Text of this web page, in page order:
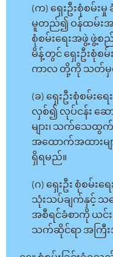
(က) ရှေးဦးစုံစမ်
မူတည်၍ ဝန်ထမ်းအ
စုံစမ်းရေးအဖွဲ့ ဖွဲ့
မိန့်တွင် ရှေးဦးစုံစ
ကာလ တို့ကို သတ်မှ
(ခ) ရှေးဦးစုံစမ်း
လှစ်၍ လုပ်ငန်း ဆေ
များ၊ သက်သေထွက်
အထောက်အထားမ
ရှိရမည်။
(ဂ) ရှေးဦး စုံစမ်း
သုံးသပ်ချက်နှင့် သဘ
အစီရင်ခံစာကို ယင်
သက်ဆိုင်ရာ အကြီး